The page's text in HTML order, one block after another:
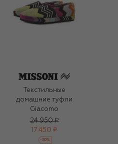
Текстильные
домашние туфли
Giacomo
24 950 ₽
17 450 ₽
-30%